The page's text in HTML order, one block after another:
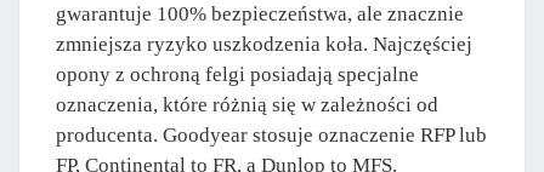
gwarantuje 100% bezpieczeństwa, ale znacznie
zmniejsza ryzyko uszkodzenia koła. Najczęściej
opony z ochroną felgi posiadają specjalne
oznaczenia, które różnią się w zależności od
producenta. Goodyear stosuje oznaczenie RFP lub
FP, Continental to FR, a Dunlop to MFS.